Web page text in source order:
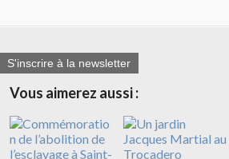
S'inscrire à la newsletter
Vous aimerez aussi :